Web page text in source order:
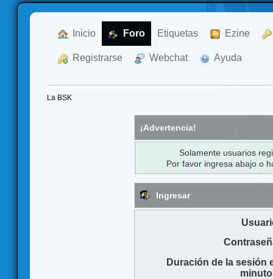
Inicio Foro Etiquetas Ezine
Registrarse Webchat Ayuda
La BSK
¡Advertencia!
Solamente usuarios
Por favor ingresa abajo o
Ingresar
Duración de la sesión